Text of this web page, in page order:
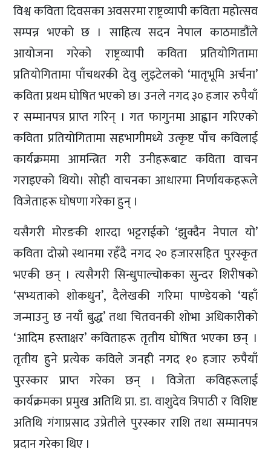
विश्व कविता दिवसका अवसरमा राष्ट्रव्यापी कविता महोत्सव
सम्पन्न भएको छ । साहित्य सदन नेपाल काठमाडौंले
आयोजना गरेको राष्ट्रव्यापी कविता प्रतियोगितामा
प्रतियोगितामा पाँचथरकी देवु लुइटेलको ‘मातृभूमि अर्चना’
कविता प्रथम घोषित भएको छ। उनले नगद ३० हजार रुपैयाँ
र सम्मानपत्र प्राप्त गरिन् । गत फागुनमा आह्वान गरिएको
कविता प्रतियोगितामा सहभागीमध्ये उत्कृष्ट पाँच कविलाई
कार्यक्रममा आमन्त्रित गरी उनीहरूबाट कविता वाचन
गराइएको थियो। सोही वाचनका आधारमा निर्णायकहरूले
विजेताहरू घोषणा गरेका हुन् ।
यसैगरी मोरङकी शारदा भट्टराईको ‘झुक्दैन नेपाल यो’
कविता दोस्रो स्थानमा रहँदै नगद २० हजारसहित पुरस्कृत
भएकी छन् । त्यसैगरी सिन्धुपाल्चोकका सुन्दर शिरीषको
‘सभ्यताको शोकधुन’, दैलेखकी गरिमा पाण्डेयको ‘यहाँ
जन्माउनु छ नयाँ बुद्ध’ तथा चितवनकी शोभा अधिकारीको
‘आदिम हस्ताक्षर’ कविताहरू तृतीय घोषित भएका छन् ।
तृतीय हुने प्रत्येक कविले जनही नगद १० हजार रुपैयाँ
पुरस्कार प्राप्त गरेका छन् । विजेता कविहरूलाई
कार्यक्रमका प्रमुख अतिथि प्रा. डा. वाशुदेव त्रिपाठी र विशिष्ट
अतिथि गंगाप्रसाद उप्रेतीले पुरस्कार राशि तथा सम्मानपत्र
प्रदान गरेका थिए ।